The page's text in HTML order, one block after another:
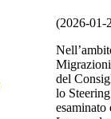
(2026-01-
del
lo